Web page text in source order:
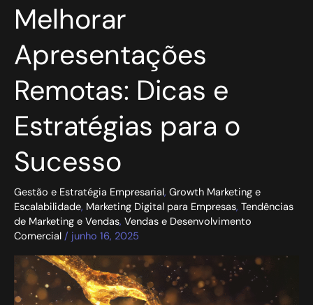
Melhorar
Apresentações
Remotas: Dicas e
Estratégias para o
Sucesso
Gestão e Estratégia Empresarial, Growth Marketing e
Escalabilidade, Marketing Digital para Empresas, Tendências
de Marketing e Vendas, Vendas e Desenvolvimento
Comercial / junho 16, 2025
Melhorar
Apresentações
Dicas
e
Estratégias
para
Sucesso